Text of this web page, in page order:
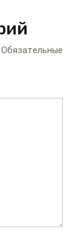
Обязательные